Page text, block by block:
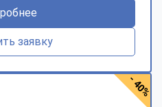
заявку
- 40%